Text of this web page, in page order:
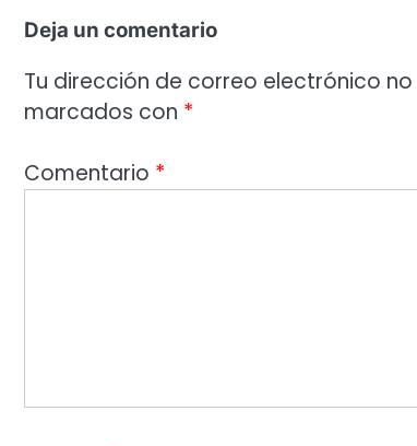
Deja un comentario
Tu dirección de correo electrónico
marcados con *
Comentario *